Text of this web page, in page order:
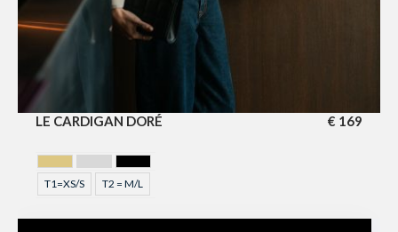
LE CARDIGAN DORÉ € 169
GOLDEN
GRISNOIR
T1=XS/S T2 = M/L